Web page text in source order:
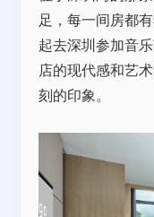
足，每一间房都
起去深圳参加音
店的现代感和艺
刻的印象。